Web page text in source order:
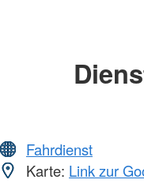
Fahrdienst
Karte: Link zur